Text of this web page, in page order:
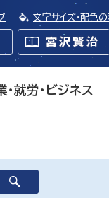
文字サイズ・配色
・就労・ビジネス